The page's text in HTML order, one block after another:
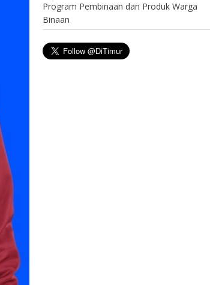
Program Pembinaan dan Produk Warga
Binaan